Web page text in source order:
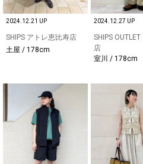
2024.12.21 UP
SHIPS アトレ恵比寿店
土屋 / 178cm
2024.12.27 UP
SHIPS
店
室川 / 178cm